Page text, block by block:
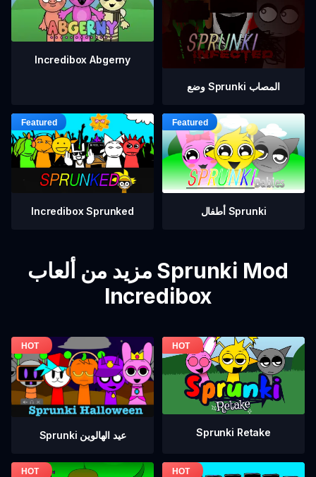
Incredibox Abgerny
وضع Sprunki المصاب
Incredibox Sprunked أطفال Sprunki
مزيد من ألعاب Sprunki Mod
Incredibox
Sprunki عيد الهالوين Sprunki Retake